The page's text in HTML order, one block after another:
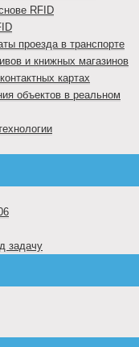
RFID
проезда в транспорте
и книжных магазинов
картах
объектов в реальном
задачу